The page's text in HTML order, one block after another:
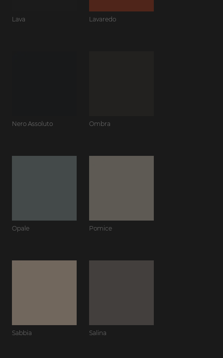
Lava Lavaredo
Nero Assoluto Ombra
Opale Pomice
Sabbia Salina